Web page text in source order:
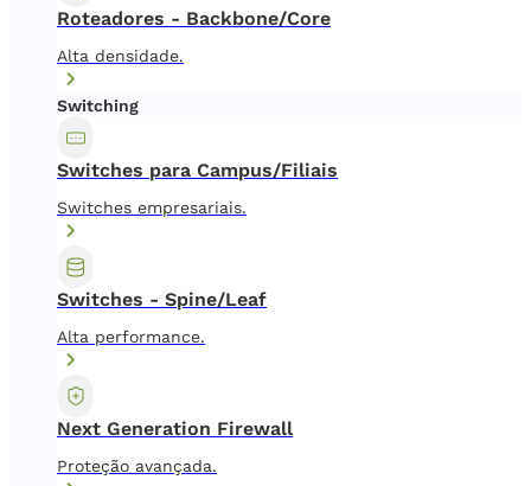
Roteadores - Backbone/Core
Alta densidade.
Switching
Switches para Campus/Filiais
Switches empresariais.
Switches - Spine/Leaf
Alta performance.
Next Generation Firewall
Proteção avançada.